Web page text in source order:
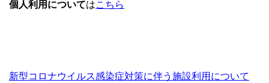
個人利用についてはこちら
新型コロナウイルス感染症対策に伴う施設利用について